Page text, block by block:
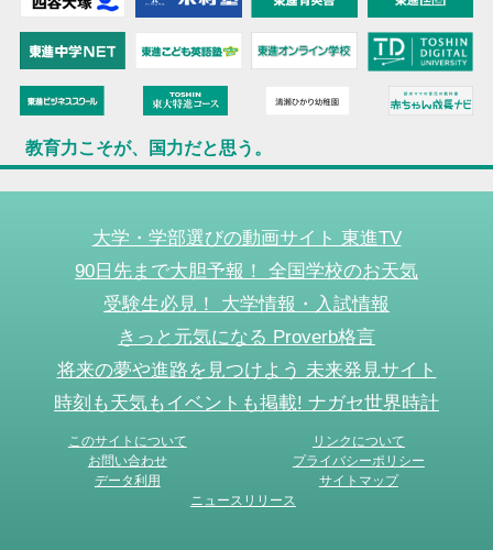
教育力こそが、国力だと思う。
大学・学部選びの動画サイト 東進TV
90日先まで大胆予報！ 全国学校のお天気
受験生必見！ 大学情報・入試情報
きっと元気になる Proverb格言
将来の夢や進路を見つけよう 未来発見サイト
時刻も天気もイベントも掲載! ナガセ世界時計
このサイトについて
リンクについて
お問い合わせ
プライバシーポリシー
データ利用
サイトマップ
ニュースリリース